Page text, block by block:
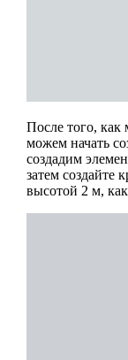
После того,
можем начать
создадим
затем
высотой 2 м,